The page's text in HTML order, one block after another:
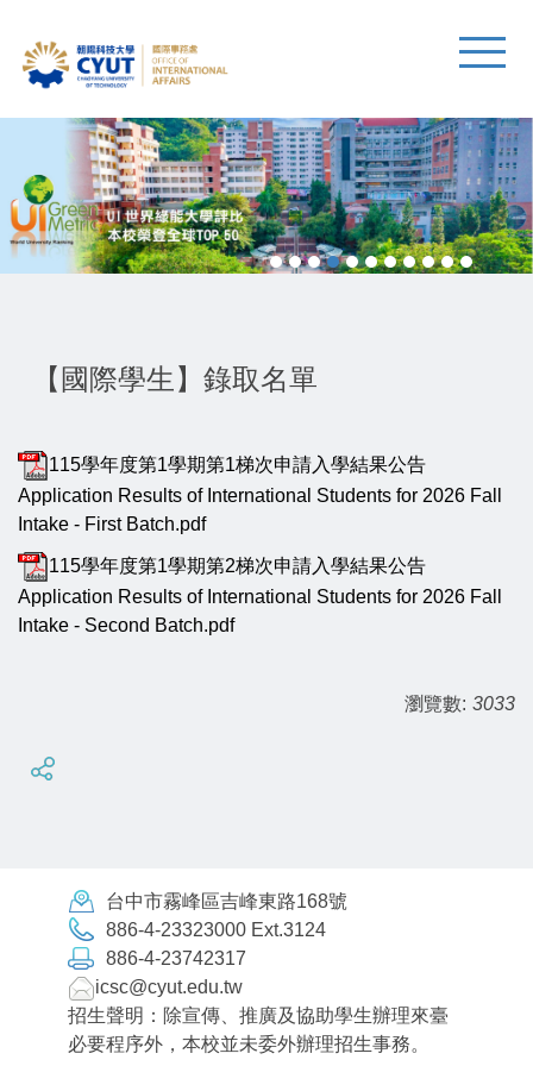
【國際學生】錄取名單
115學年度第1學期第1梯次申請入學結果公告
Application Results of International Students for 2026 Fall
Intake - First Batch.pdf
115學年度第1學期第2梯次申請入學結果公告
Application Results of International Students for 2026 Fall
Intake - Second Batch.pdf
瀏覽數: 3033
台中市霧峰區吉峰東路168號
886-4-23323000 Ext.3124
886-4-23742317
icsc@cyut.edu.tw
招生聲明：除宣傳、推廣及協助學生辦理來臺
必要程序外，本校並未委外辦理招生事務。